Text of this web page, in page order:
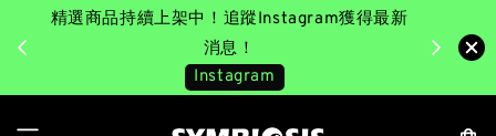
精選商品持續上架中！追蹤Instagram獲得最新
消息！
Instagram